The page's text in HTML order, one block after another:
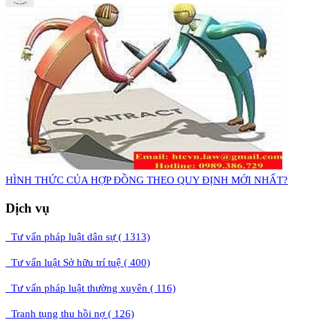
​HÌNH THỨC CỦA HỢP ĐỒNG THEO QUY ĐỊNH MỚI NHẤT?
Dịch vụ
Tư vấn pháp luật dân sự ( 1313)
Tư vấn luật Sở hữu trí tuệ ( 400)
Tư vấn pháp luật thường xuyên ( 116)
Tranh tụng thu hồi nợ ( 126)